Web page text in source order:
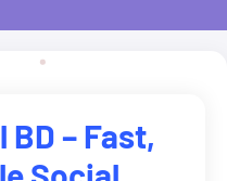
BD – Fast,